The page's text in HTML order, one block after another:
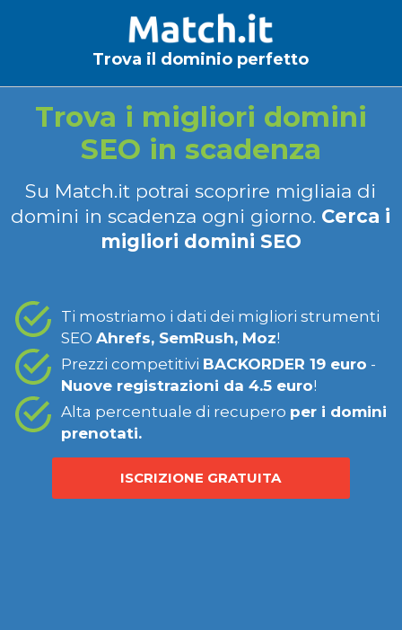
Trova il dominio perfetto
Trova i migliori domini
SEO in scadenza
Su Match.it potrai scoprire migliaia di
domini in scadenza ogni giorno. Cerca i
migliori domini SEO
Ti mostriamo i dati dei migliori strumenti
SEO Ahrefs, SemRush, Moz!
Prezzi competitivi BACKORDER 19 euro -
Nuove registrazioni da 4.5 euro!
Alta percentuale di recupero per i domini
prenotati.
ISCRIZIONE GRATUITA